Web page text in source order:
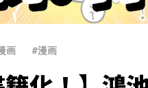
画 #漫画